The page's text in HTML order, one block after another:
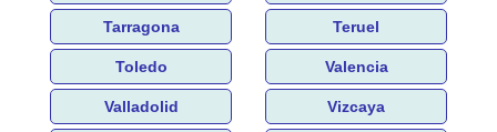
Tarragona Teruel
Toledo Valencia
Valladolid Vizcaya